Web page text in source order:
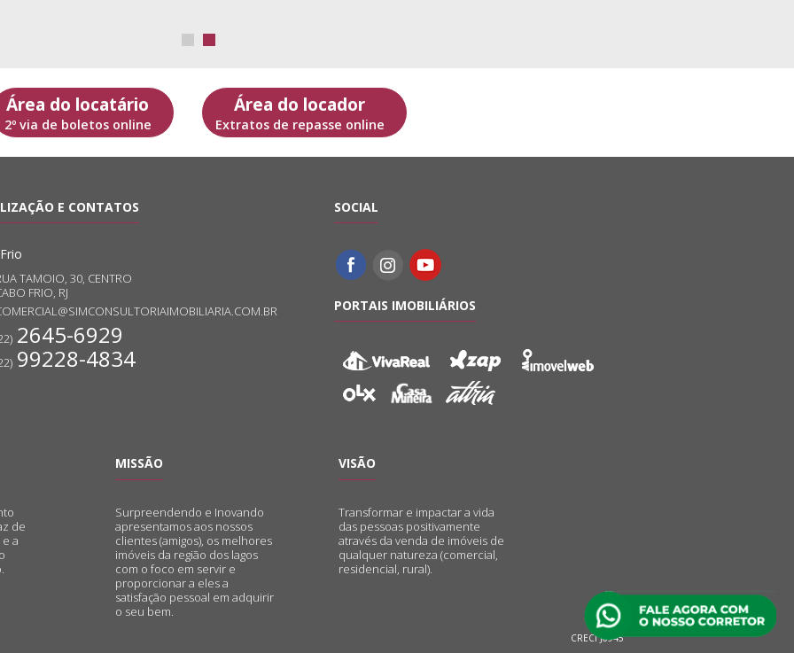
Área do locatário
2º via de boletos online
Área do locador
Extratos de repasse online
E CONTATOS
TAMOIO, 30, CENTRO
FRIO, RJ
2645-6929
99228-4834
SOCIAL
PORTAIS IMOBILIÁRIOS
de
a
MISSÃO
Surpreendendo e Inovando
apresentamos aos nossos
clientes (amigos), os melhores
imóveis da região dos lagos
com o foco em servir e
proporcionar a eles a
satisfação pessoal em adquirir
o seu bem.
VISÃO
Transformar e impactar a vida
das pessoas positivamente
através da venda de imóveis de
qualquer natureza (comercial,
residencial, rural).
CRECI J6945